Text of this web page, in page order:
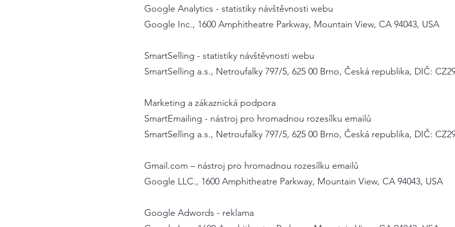
Google Analytics - statistiky návštěvnosti webu
Google Inc., 1600 Amphitheatre Parkway, Mountain View, CA 94043, USA
SmartSelling - statistiky návštěvnosti webu
SmartSelling a.s., Netroufalky 797/5, 625 00 Brno, Česká republika, DIČ:
Marketing a zákaznická podpora
SmartEmailing - nástroj pro hromadnou rozesílku emailů
SmartSelling a.s., Netroufalky 797/5, 625 00 Brno, Česká republika, DIČ:
Gmail.com – nástroj pro hromadnou rozesílku emailů
Google LLC., 1600 Amphitheatre Parkway, Mountain View, CA 94043, USA
Google Adwords - reklama